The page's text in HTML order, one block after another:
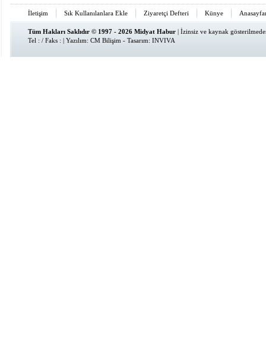
İletişim Sık Kullanılanlara Ekle Ziyaretçi Defteri Künye
Tüm Hakları Saklıdır © 1997 - 2026 Midyat Habur | İzinsiz ve kaynak
Tel : / Faks : | Yazılım: CM Bilişim - Tasarım: INVIVA